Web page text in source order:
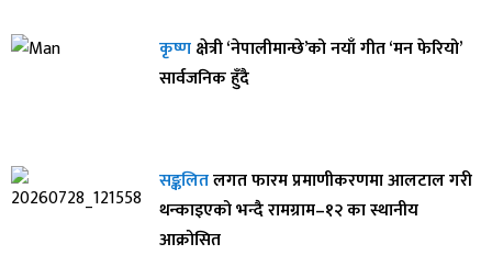
कृष्णक्षेत्री ‘नेपालीमान्छे’को नयाँ गीत ‘मन फेरियो’
सार्वजनिक हुँदै
सङ्कलितलगत फारम प्रमाणीकरणमा आलटाल गरी
थन्काइएको भन्दै रामग्राम–१२ का स्थानीय
आक्रोसित